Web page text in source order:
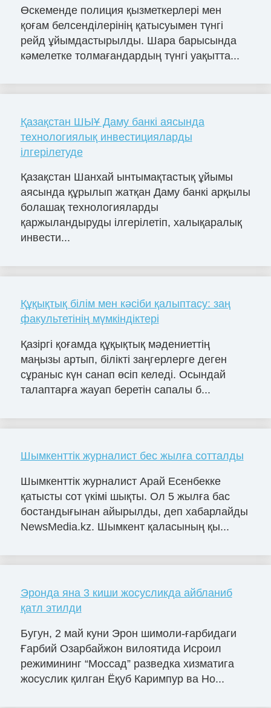
Өскеменде полиция қызметкерлері мен
қоғам белсенділерінің қатысуымен түнгі
рейд ұйымдастырылды. Шара барысында
кәмелетке толмағандардың түнгі уақытта...
Қазақстан ШЫҰ Даму банкі аясында
технологиялық инвестицияларды
ілгерілетуде
Қазақстан Шанхай ынтымақтастық ұйымы
аясында құрылып жатқан Даму банкі арқылы
болашақ технологияларды
қаржыландыруды ілгерілетіп, халықаралық
инвести...
Құқықтық білім мен кәсіби қалыптасу: заң
факультетінің мүмкіндіктері
Қазіргі қоғамда құқықтық мәдениеттің
маңызы артып, білікті заңгерлерге деген
сұраныс күн санап өсіп келеді. Осындай
талаптарға жауап беретін сапалы б...
Шымкенттік журналист бес жылға сотталды
Шымкенттік журналист Арай Есенбекке
қатысты сот үкімі шықты. Ол 5 жылға бас
бостандығынан айырылды, деп хабарлайды
NewsMedia.kz. Шымкент қаласының қы...
Эронда яна 3 киши жосусликда айбланиб
қатл этилди
Бугун, 2 май куни Эрон шимоли-ғарбидаги
Ғарбий Озарбайжон вилоятида Исроил
режимининг “Моссад” разведка хизматига
жосуслик қилган Ёқуб Каримпур ва Но...